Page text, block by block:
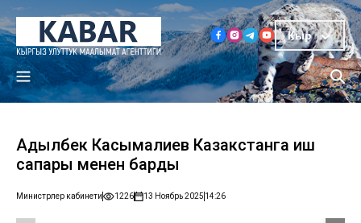
Кыр
Адылбек Касымалиев Казакстанга иш
сапары менен барды
Министрлер кабинети 1226 13 Ноябрь 2025 14:26